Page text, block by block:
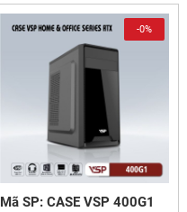
-0%
Mã SP: CASE VSP 400G1